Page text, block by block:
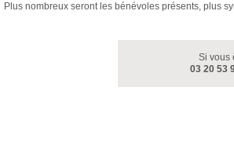
Plus nombreux seront les bénévoles présents, plus
Si vous
03 20 53